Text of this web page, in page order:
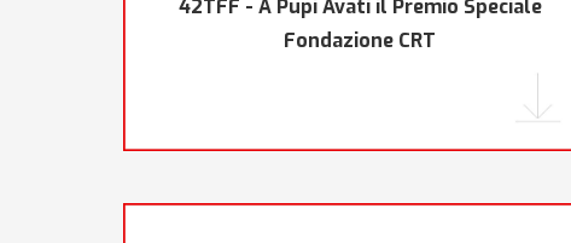
42TFF - A Pupi Avati il Premio Speciale
Fondazione CRT